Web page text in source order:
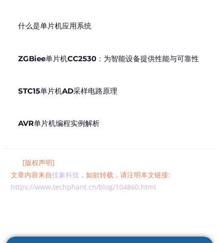
什么是单片机应用系统
ZGBiee单片机CC2530：为智能设备提供性能与可靠性
STC15单片机AD采样电路原理
AVR单片机编程实例解析
[版权声明]
文章内容来自技象科技 ，如欲转载，请注明本文链接:
https://www.techphant.cn/blog/104860.html